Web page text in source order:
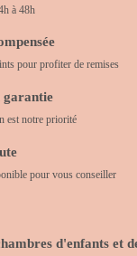
à 48h
pour profiter de remises
garantie
est notre priorité
pour vous conseiller
d'enfants et